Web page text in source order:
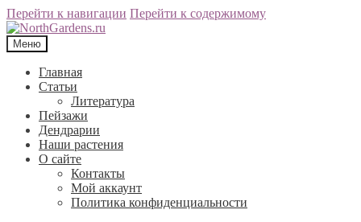
Перейти к навигации Перейти к содержимому
Меню
Главная
Статьи
Литература
Пейзажи
Дендрарии
Наши растения
О сайте
Контакты
Мой аккаунт
Политика конфиденциальности